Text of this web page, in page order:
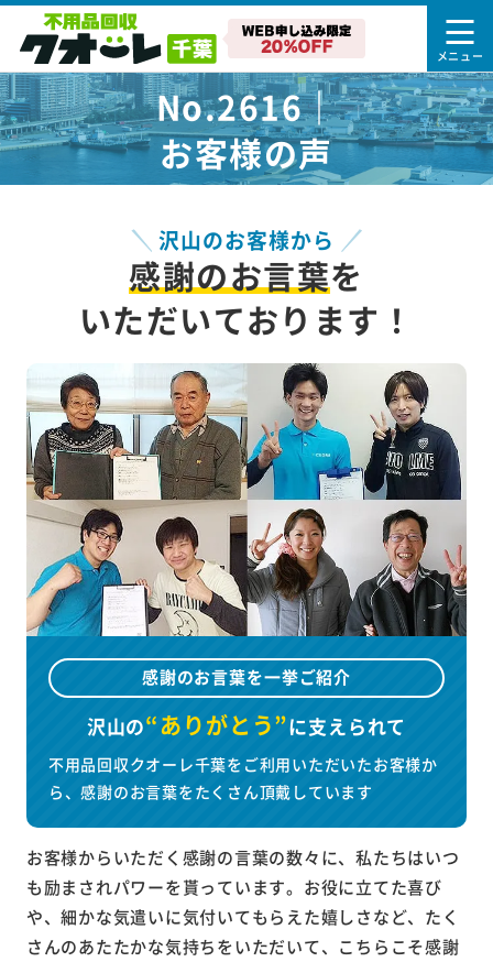
No.2616｜
お客様の声
沢山のお客様から
感謝のお言葉を
いただいております！
感謝のお言葉を一挙ご紹介
沢山の“ありがとう”に支えられて
不用品回収クオーレ千葉をご利用いただいたお客様か
ら、感謝のお言葉をたくさん頂戴しています
お客様からいただく感謝の言葉の数々に、私たちはいつ
も励まされパワーを貰っています。お役に立てた喜び
や、細かな気遣いに気付いてもらえた嬉しさなど、たく
さんのあたたかな気持ちをいただいて、こちらこそ感謝